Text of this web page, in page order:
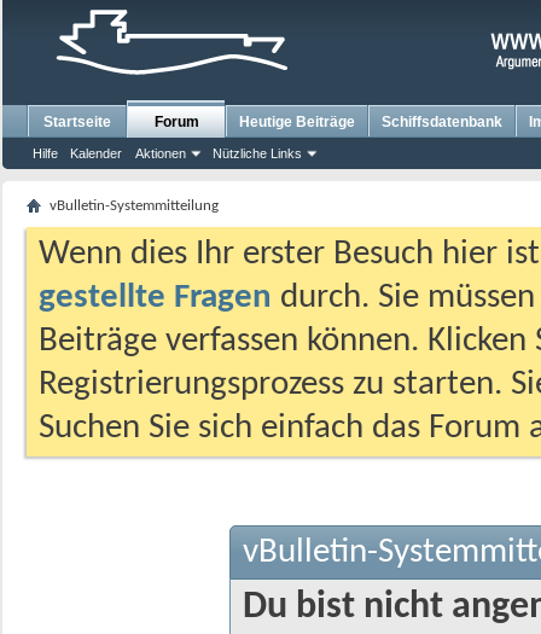
Startseite Forum
Hilfe Kalender Aktionen Nützliche Links
Heutige Beiträge Schiffsdatenbank
vBulletin-Systemmitteilung
Wenn dies Ihr erster Besuch hier
gestellte Fragen durch. Sie
Beiträge verfassen können.
Registrierungsprozess zu starten.
Suchen Sie sich einfach das
vBulletin-
Du bist nicht